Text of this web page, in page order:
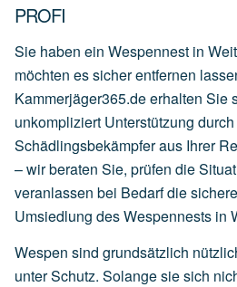
PROFI
Sie haben ein Wespennest in
möchten es sicher entfernen
Kammerjäger365.de erhalten Sie
unkompliziert Unterstützung
Schädlingsbekämpfer aus Ihrer
– wir beraten Sie, prüfen die
veranlassen bei Bedarf die
Umsiedlung des Wespennests in
Wespen sind grundsätzlich
unter Schutz. Solange sie sich